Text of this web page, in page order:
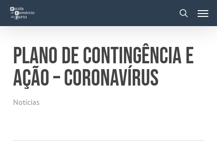
main
PLANO DE CONTINGÊNCIA E
AÇÃO – CORONAVÍRUS
Notícias